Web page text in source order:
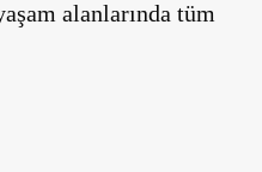
alanlarında tüm